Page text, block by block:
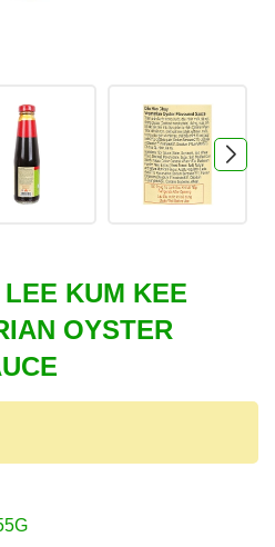
KUM KEE
OYSTER